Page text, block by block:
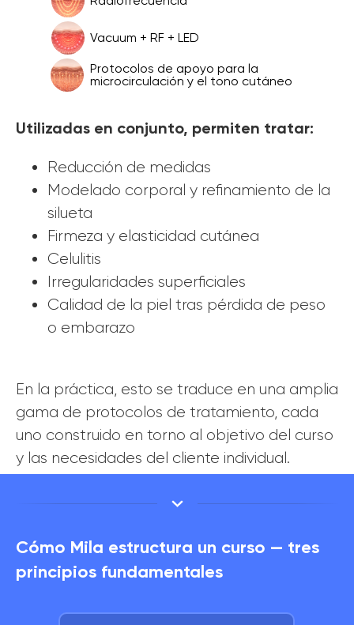
Protocolos de apoyo para la
microcirculación y el tono cutáneo
Vacuum + RF + LED
Utilizadas en conjunto, permiten tratar:
Reducción de medidas
Modelado corporal y refinamiento de la
silueta
Firmeza y elasticidad cutánea
Celulitis
Irregularidades superficiales
Calidad de la piel tras pérdida de peso
o embarazo
En la práctica, esto se traduce en una amplia
gama de protocolos de tratamiento, cada
uno construido en torno al objetivo del curso
y las necesidades del cliente individual.
Cómo Mila estructura un curso — tres
principios fundamentales